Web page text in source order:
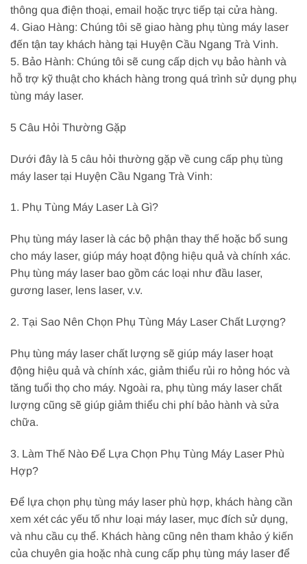
thông qua điện thoại, email hoặc trực tiếp tại cửa hàng.
4. Giao Hàng: Chúng tôi sẽ giao hàng phụ tùng máy laser
đến tận tay khách hàng tại Huyện Cầu Ngang Trà Vinh.
5. Bảo Hành: Chúng tôi sẽ cung cấp dịch vụ bảo hành và
hỗ trợ kỹ thuật cho khách hàng trong quá trình sử dụng phụ
tùng máy laser.
5 Câu Hỏi Thường Gặp
Dưới đây là 5 câu hỏi thường gặp về cung cấp phụ tùng
máy laser tại Huyện Cầu Ngang Trà Vinh:
1. Phụ Tùng Máy Laser Là Gì?
Phụ tùng máy laser là các bộ phận thay thế hoặc bổ sung
cho máy laser, giúp máy hoạt động hiệu quả và chính xác.
Phụ tùng máy laser bao gồm các loại như đầu laser,
gương laser, lens laser, v.v.
2. Tại Sao Nên Chọn Phụ Tùng Máy Laser Chất Lượng?
Phụ tùng máy laser chất lượng sẽ giúp máy laser hoạt
động hiệu quả và chính xác, giảm thiểu rủi ro hỏng hóc và
tăng tuổi thọ cho máy. Ngoài ra, phụ tùng máy laser chất
lượng cũng sẽ giúp giảm thiểu chi phí bảo hành và sửa
chữa.
3. Làm Thế Nào Để Lựa Chọn Phụ Tùng Máy Laser Phù
Hợp?
Để lựa chọn phụ tùng máy laser phù hợp, khách hàng cần
xem xét các yếu tố như loại máy laser, mục đích sử dụng,
và nhu cầu cụ thể. Khách hàng cũng nên tham khảo ý kiến
của chuyên gia hoặc nhà cung cấp phụ tùng máy laser để